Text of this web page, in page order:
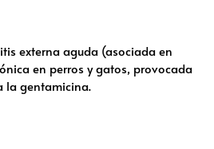
externa aguda (asociada en
en perros y gatos, provocada
la gentamicina.